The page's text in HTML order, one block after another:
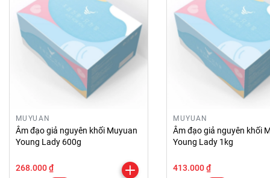
MUYUAN
Âm đạo giả nguyên khối Muyuan
Young Lady 600g
268.000 ₫
MUYUAN
Âm đạo giả nguyên khối
Young Lady 1kg
413.000 ₫